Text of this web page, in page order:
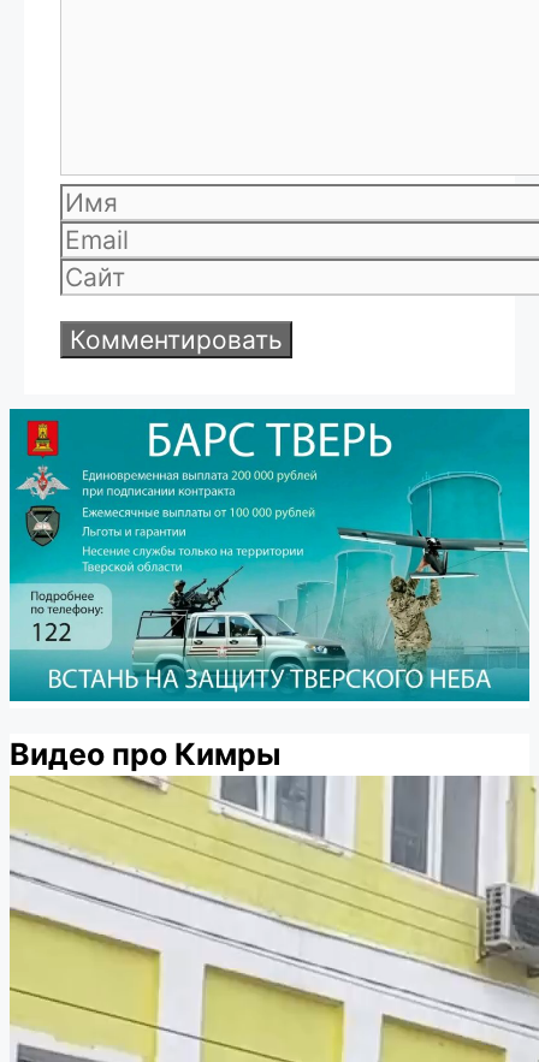
Имя
Email
Сайт
Видео про Кимры